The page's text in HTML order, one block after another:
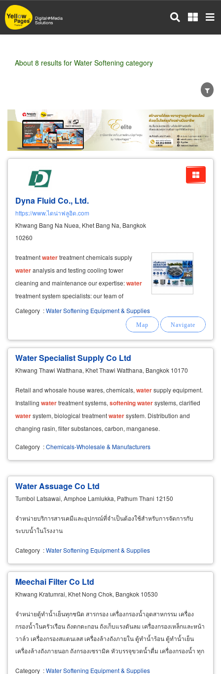
Skip
to
main
About 8 results for Water Softening category
Wholesale Retail Manufacturer
Dealer
Exporter/Importer
Service Business
Dyna Fluid Co., Ltd.
https://www.ไดน่าฟลูอิด.com
Khwang Bang Na Nuea, Khet Bang Na, Bangkok
10260
treatmentwatertreatment chemicals supply
wateranalysis and testing cooling tower
cleaning and maintenance our expertise:water
treatment system specialists: our team of
experienced engineers and technicians can
treatment
Category :Water Softening Equipment & Supplies
Water Specialist Supply Co Ltd
Khwang Thawi Watthana, Khet Thawi Watthana, Bangkok 10170
Retail and whosale house wares, chemicals, watersupply equipment.
Installing watertreatment systems, softeningwatersystems, clarified
watersystem, biological treatmentwatersystem. Distribution and
changing rasin, filter substances, carbon, manganese.
Category :Chemicals-Wholesale & Manufacturers
Water Assuage Co Ltd
Tumbol Latsawai, Amphoe Lamlukka, Pathum Thani 12150
จำหน่ายบริการสารเคมีและอุปกรณ์ที่จำเป็นต้องใช้สำหรับการจัดการกับ
ระบบน้ำในโรงงาน
Category :Water Softening Equipment & Supplies
Meechai Filter Co Ltd
Khwang Kratumrai, Khet Nong Chok, Bangkok 10530
จำหน่ายตู้ทำน้ำเย็นทุกชนิด สารกรอง เครื่องกรองน้ำอุตสาหกรรม เครื่อง
กรองน้ำในครัวเรือน ถังตกตะกอน ถังเก็บแรงดันลม เครื่องกรองเหล็กและหน้า
วาล์ว เครื่องกรองสแตนเลส เครื่องล้างถังภายใน ตู้ทำน้ำร้อน ตู้ทำน้ำเย็น
เครื่องล้างถังภายนอก ถังกรองเซรามิค หัวบรรจุขวดน้ำดื่ม เครื่องกรองน้ำ ทุก
Category :Water Softening Equipment & Supplies